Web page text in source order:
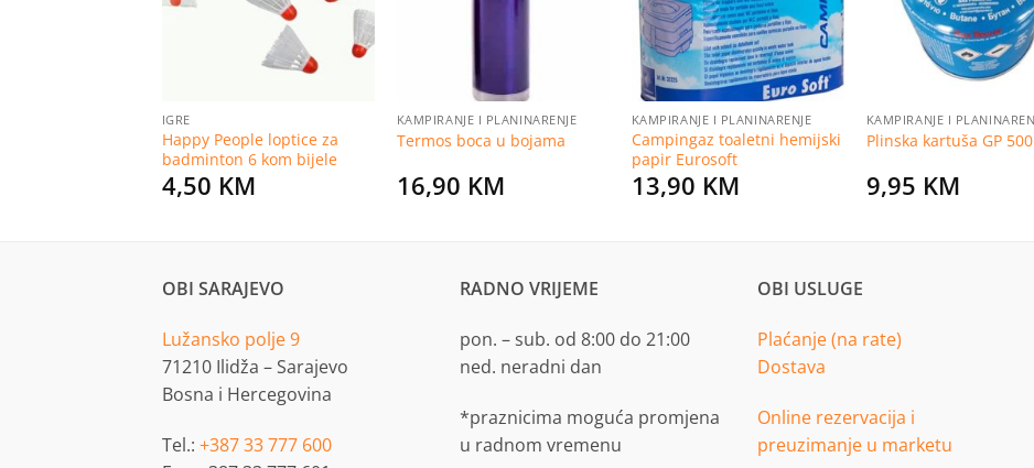
IGRE
Happy People loptice za
badminton 6 kom bijele
4,50 KM
KAMPIRANJE I PLANINARENJE
Termos boca u bojama
16,90 KM
KAMPIRANJE I PLANINARENJE
Campingaz toaletni hemijski
papir Eurosoft
13,90 KM
KAMPIRANJE I
Plinska kartuša GP
9,95 KM
OBI SARAJEVO
Lužansko polje 9
71210 Ilidža – Sarajevo
Bosna i Hercegovina
Tel.: +387 33 777 600
RADNO VRIJEME
pon. – sub. od 8:00 do 21:00
ned. neradni dan
*praznicima moguća promjena
u radnom vremenu
OBI USLUGE
Plaćanje (na rate)
Dostava
Online rezervacija i
preuzimanje u marketu